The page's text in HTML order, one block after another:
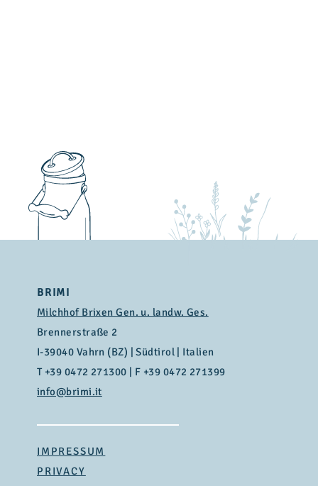
BRIMI
Milchhof Brixen Gen. u. landw. Ges.
Brennerstraße 2
I-39040 Vahrn (BZ) | Südtirol | Italien
T +39 0472 271300 | F +39 0472 271399
info@brimi.it
IMPRESSUM
PRIVACY